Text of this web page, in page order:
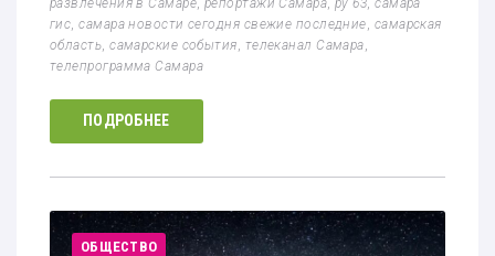
развлечения в Самаре, репортажи Самара,ру 63,самара
гис,самара новости сегодня свежие последние, самарская
область,самарские события, телеканал Самара,
телепрограмма Самара
ПОДРОБНЕЕ
ОБЩЕСТВО